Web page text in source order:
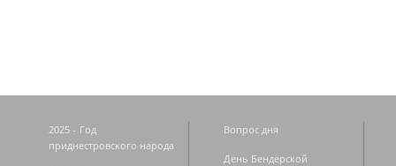
2025 - Год
приднестровского народа
Вопрос дня
День Бендерской